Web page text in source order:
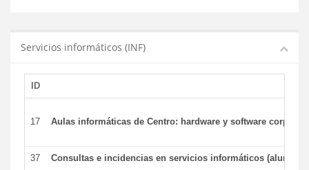
Servicios informáticos (INF)
ID
17 Aulas informáticas de Centro: hardware y software
37 Consultas e incidencias en servicios informáticos (alumnos)